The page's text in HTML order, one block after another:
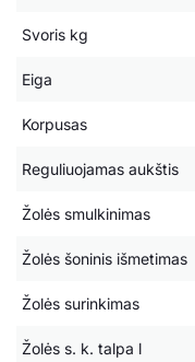
Svoris kg
Eiga
Korpusas
Reguliuojamas aukštis
Žolės smulkinimas
Žolės šoninis išmetimas
Žolės surinkimas
Žolės s. k. talpa l